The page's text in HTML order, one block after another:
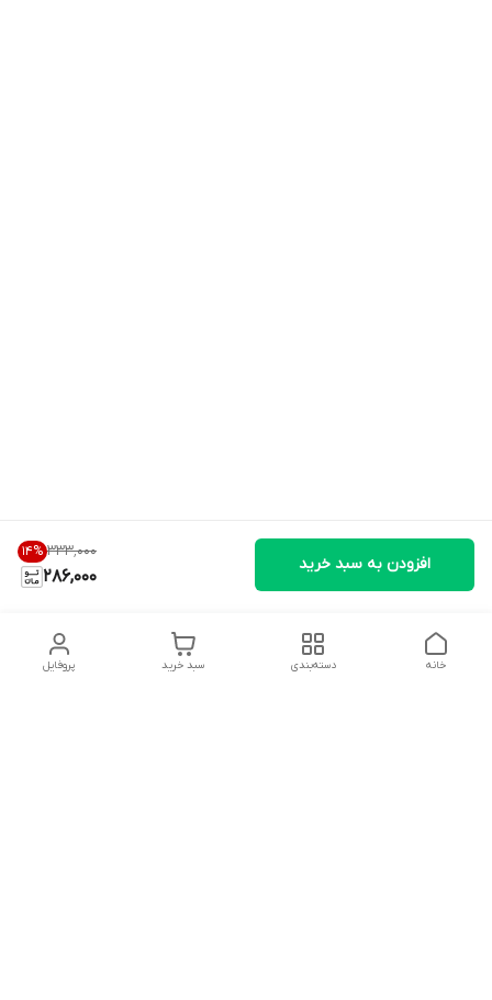
۳۳۳٬۰۰۰ 14%
286,000
افزودن به سبد خرید
پروفایل سبد خرید دسته‌بندی خانه